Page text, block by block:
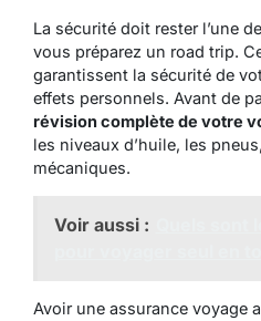
La sécurité doit rester l’une
vous préparez un road trip.
garantissent la sécurité de
effets personnels. Avant de
révision complète de votre
les niveaux d’huile, les
mécaniques.
Voir aussi :
Avoir une assurance voyage